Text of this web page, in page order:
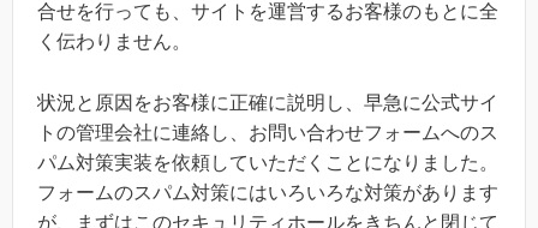
合せを行っても、サイトを運営するお客様のもとに全
く伝わりません。
状況と原因をお客様に正確に説明し、早急に公式サイ
トの管理会社に連絡し、お問い合わせフォームへのス
パム対策実装を依頼していただくことになりました。
フォームのスパム対策にはいろいろな対策があります
が、まずはこのセキュリティホールをきちんと閉じて